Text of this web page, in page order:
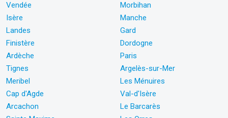
Vendée
Morbihan
Isère
Manche
Landes
Gard
Finistère
Dordogne
Ardèche
Paris
Tignes
Argelès-sur-Mer
Meribel
Les Ménuires
Cap d'Agde
Val-d'Isère
Arcachon
Le Barcarès